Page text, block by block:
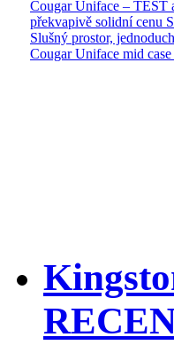
Cougar Uniface – TEST
překvapivě solidní cenu
Slušný prostor,
Cougar Uniface mid